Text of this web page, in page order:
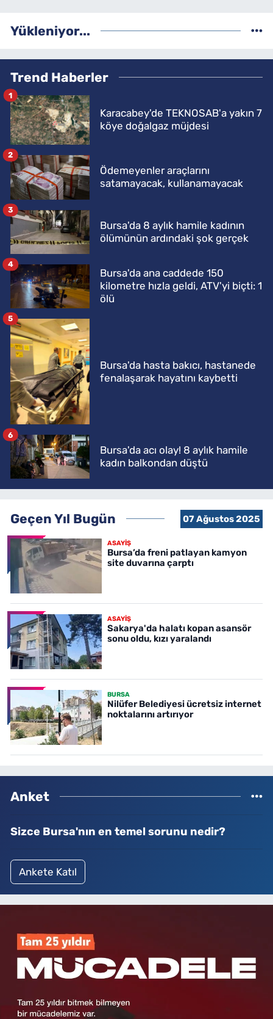
Yükleniyor...
Trend Haberler
Karacabey'de TEKNOSAB'a yakın 7
köye doğalgaz müjdesi
1
Ödemeyenler araçlarını
satamayacak, kullanamayacak
2
Bursa'da 8 aylık hamile kadının
ölümünün ardındaki şok gerçek
3
Bursa'da ana caddede 150
kilometre hızla geldi, ATV'yi biçti: 1
ölü
4
Bursa'da hasta bakıcı, hastanede
fenalaşarak hayatını kaybetti
5
Bursa'da acı olay! 8 aylık hamile
kadın balkondan düştü
6
Geçen Yıl Bugün 07 Ağustos 2025
ASAYİŞ
Bursa’da freni patlayan kamyon
site duvarına çarptı
ASAYİŞ
Sakarya'da halatı kopan asansör
sonu oldu, kızı yaralandı
BURSA
Nilüfer Belediyesi ücretsiz internet
noktalarını artırıyor
Anket
Sizce Bursa'nın en temel sorunu nedir?
Ankete Katıl